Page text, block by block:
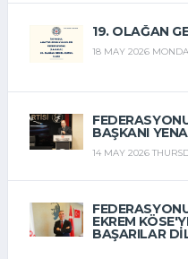
19. OLAĞAN
18 MAY 2026
BAŞKANI
14 MAY 2026
EKREM
BAŞARILAR